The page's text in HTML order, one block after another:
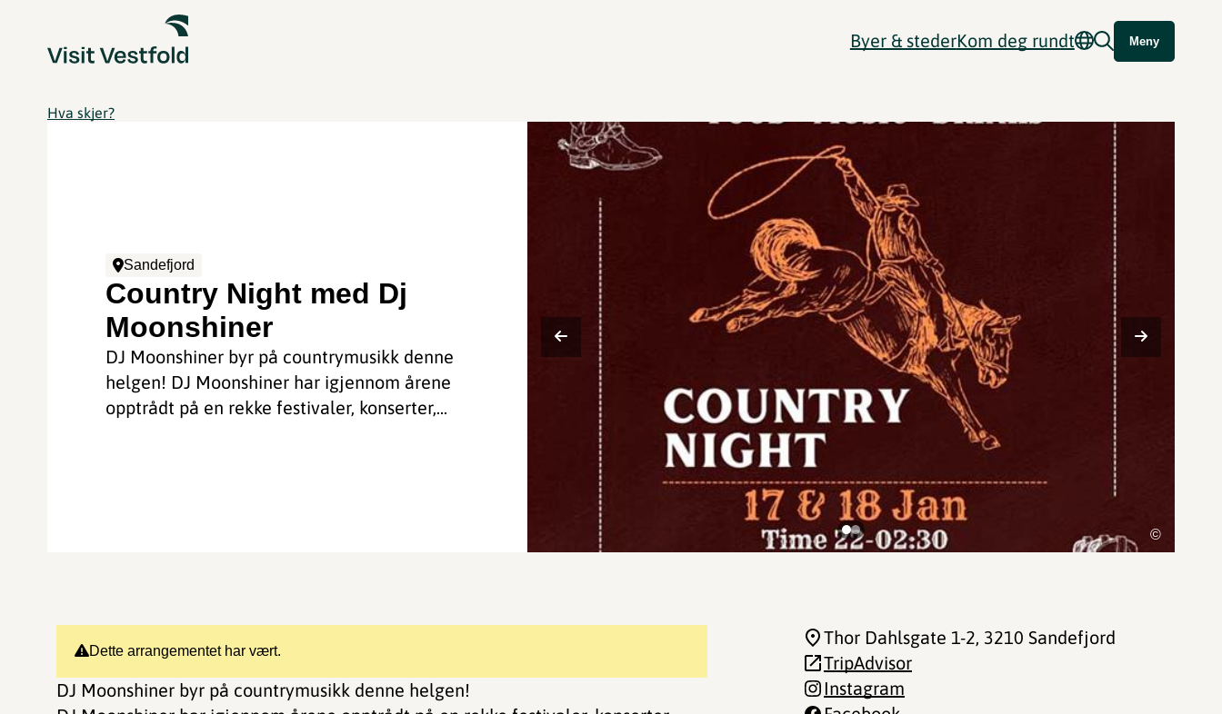
Byer & stederKom deg rundt Meny
Hva skjer?
Sandefjord
Country Night med Dj
Moonshiner
DJ Moonshiner byr på countrymusikk denne
helgen! DJ Moonshiner har igjennom årene
opptrådt på en rekke festivaler, konserter,...
©
Dette arrangementet har vært.
DJ Moonshiner byr på countrymusikk denne helgen!
Thor Dahlsgate 1-2, 3210 Sandefjord
TripAdvisor
Instagram